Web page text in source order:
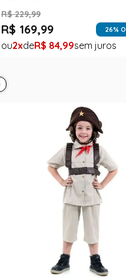
Roupa Festa Junina Bebê
Fantasia Rosa Floral com